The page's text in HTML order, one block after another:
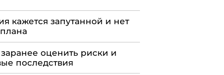
кажется запутанной и нет
оценить риски и
последствия